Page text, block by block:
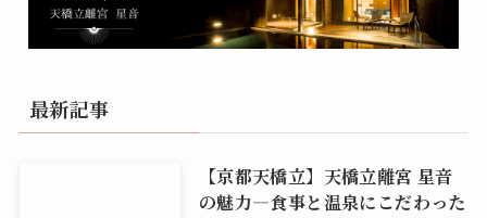
最新記事
【京都天橋立】天橋立離宮 星音
の魅力―食事と温泉にこだわった